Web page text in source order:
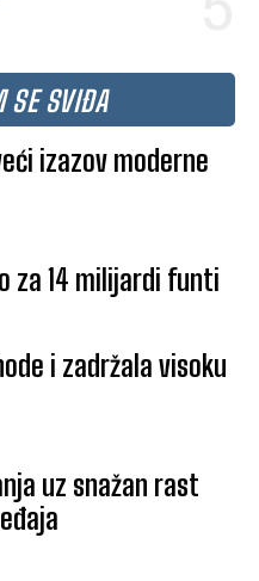
SE SVIĐA
izazov moderne
za 14 milijardi funti
i zadržala visoku
uz snažan rast